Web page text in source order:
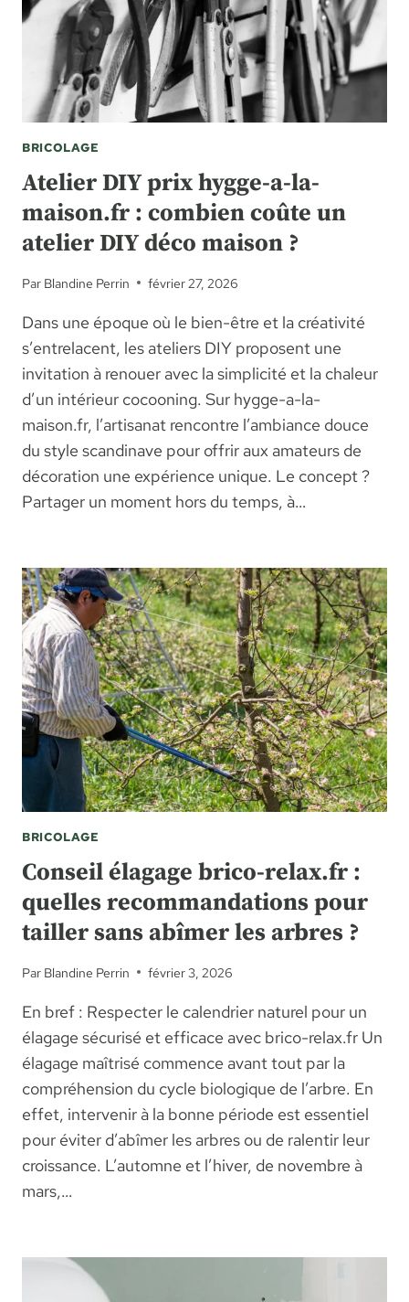
BRICOLAGE
Atelier DIY prix hygge-a-la-
maison.fr : combien coûte un
atelier DIY déco maison ?
Par Blandine Perrin février 27, 2026
Dans une époque où le bien-être et la créativité
s’entrelacent, les ateliers DIY proposent une
invitation à renouer avec la simplicité et la chaleur
d’un intérieur cocooning. Sur hygge-a-la-
maison.fr, l’artisanat rencontre l’ambiance douce
du style scandinave pour offrir aux amateurs de
décoration une expérience unique. Le concept ?
Partager un moment hors du temps, à…
BRICOLAGE
Conseil élagage brico-relax.fr :
quelles recommandations pour
tailler sans abîmer les arbres ?
Par Blandine Perrin février 3, 2026
En bref : Respecter le calendrier naturel pour un
élagage sécurisé et efficace avec brico-relax.fr Un
élagage maîtrisé commence avant tout par la
compréhension du cycle biologique de l’arbre. En
effet, intervenir à la bonne période est essentiel
pour éviter d’abîmer les arbres ou de ralentir leur
croissance. L’automne et l’hiver, de novembre à
mars,…